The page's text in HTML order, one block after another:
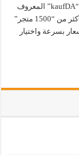
العروض يستغرق وقتاً وجهداً كبيرين. هنا يأتي دور تطبيق “kaufDA” المعروف
في ألمانيا، والذي يجمع أحدث العروض والخصومات من أكثر من “1500 متجر”
بسرعة واختيار